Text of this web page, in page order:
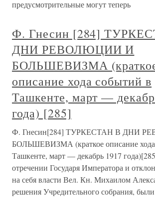
предусмотрительные могут теперь
Ф. Гнесин [284]
ДНИ РЕВОЛЮЦИИ И
БОЛЬШЕВИЗМА
описание хода событий в
Ташкенте, март —
года) [285]
Ф. Гнесин[284] ТУРКЕСТАН В ДНИ
БОЛЬШЕВИЗМА (краткое описание
Ташкенте, март — декабрь 1917
отречении Государя Императора и
на себя власти Вел. Кн. Михаилом
решения Учредительного собрания, были